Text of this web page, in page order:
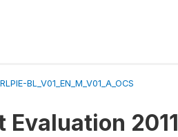
BL_V01_EN_M_V01_A_OCS
Evaluation 2011